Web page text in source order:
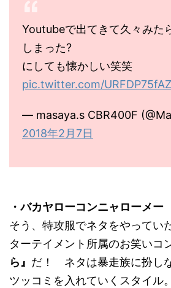
Youtubeで出てきて久々みた
しまった?
にしても懐かしい笑笑
pic.twitter.com/URFDP75fAZ
— masaya.s CBR400F
2018年2月7日
・バカヤローコンニャローメー
そう、特攻服でネタをやってい
ターテイメント所属のお笑いコ
ら』 だ！ ネタは暴走族に扮し
ツッコミを入れていくスタイル。